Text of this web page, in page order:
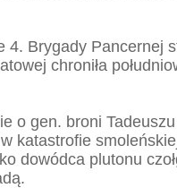
4. Brygady Pancernej
chroniła
o gen. broni
katastrofie
dowódca plutonu